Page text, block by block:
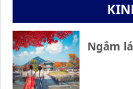
Ngắm